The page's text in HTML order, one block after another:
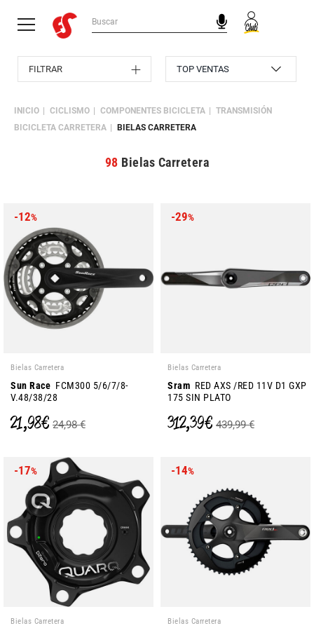
INICIO CICLISMO COMPONENTES BICICLETA
TRANSMISIÓN
BICICLETA CARRETERA
BIELAS CARRETERA
98 Bielas Carretera
-12%
Bielas Carretera
Sun Race FCM300 5/6/7/8-
V.48/38/28
21,98 € 24,98 €
-29%
Bielas Carretera
Sram RED AXS /RED 11V D1 GXP
175 SIN PLATO
312,39 € 439,99 €
-17%
Bielas Carretera
-14%
Bielas Carretera
FILTRAR